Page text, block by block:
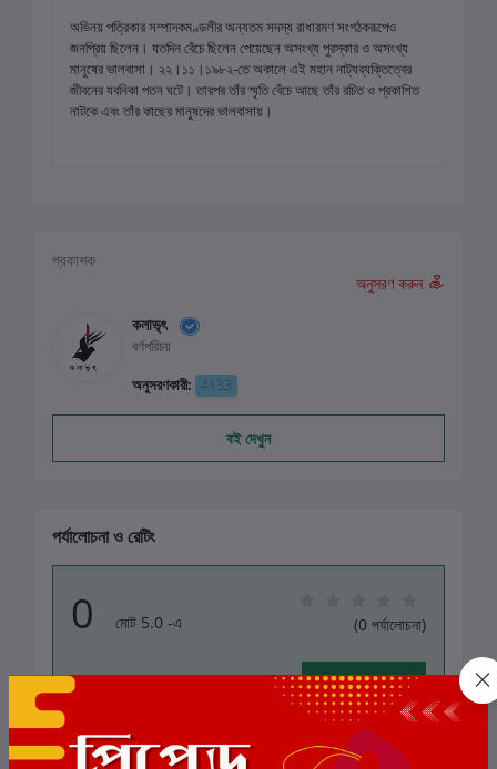
অভিনয় পত্রিকার সম্পাদকমণ্ডলীর অন্যতম সদস্য রাধারমণ সংগঠকরূপেও
জনপ্রিয় ছিলেন। যতদিন বেঁচে ছিলেন পেয়েছেন অসংখ্য পুরস্কার ও অসংখ্য
মানুষের ভালবাসা। ২২।১১।১৯৮২-তে অকালে এই মহান নাট্যব্যক্তিত্বের
জীবনের যবনিকা পতন ঘটে। তারপর তাঁর স্মৃতি বেঁচে আছে তাঁর রচিত ও প্রকাশিত
নাটকে এবং তাঁর কাছের মানুষদের ভালবাসায়।
প্রকাশক
অনুসরণ করুন
কলাভৃৎ
বর্ণপরিচয়
অনুসরণকারী: 4133
বই দেখুন
পর্যালোচনা ও রেটিং
0 মোট 5.0 -এ (0 পর্যালোচনা)
বই-এ রেটিং দিন